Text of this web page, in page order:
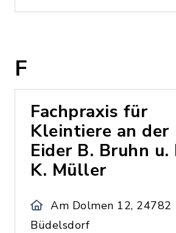
F
Fachpraxis für
Kleintiere an der
Eider B. Bruhn u.
K. Müller
Am Dolmen 12, 24782
Büdelsdorf